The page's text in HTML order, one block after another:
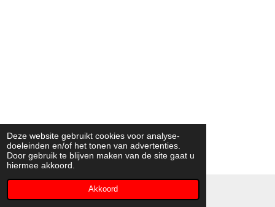
Deze website gebruikt cookies voor analyse-
doeleinden en/of het tonen van advertenties.
Door gebruik te blijven maken van de site gaat u
hiermee akkoord.
Akkoord
© 2019-2025 GGZBoxing.nl